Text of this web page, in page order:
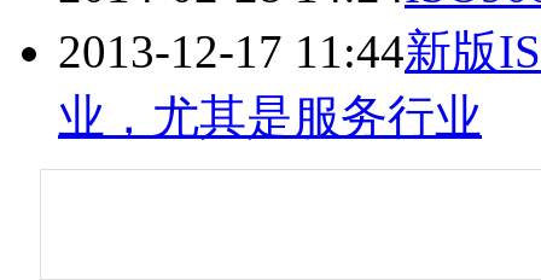
2013-12-17 11:44新版
业，尤其是服务行业